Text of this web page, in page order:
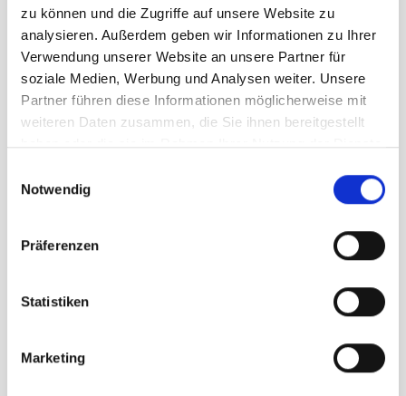
zu können und die Zugriffe auf unsere Website zu
analysieren. Außerdem geben wir Informationen zu Ihrer
Verwendung unserer Website an unsere Partner für
soziale Medien, Werbung und Analysen weiter. Unsere
Partner führen diese Informationen möglicherweise mit
weiteren Daten zusammen, die Sie ihnen bereitgestellt
haben oder die sie im Rahmen Ihrer Nutzung der Dienste
Notwendig
Präferenzen
Statistiken
Marketing
BILDERGALERIE